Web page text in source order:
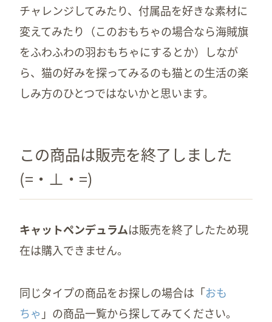
チャレンジしてみたり、付属品を好きな素材に
変えてみたり（このおもちゃの場合なら海賊旗
をふわふわの羽おもちゃにするとか）しなが
ら、猫の好みを探ってみるのも猫との生活の楽
しみ方のひとつではないかと思います。
この商品は販売を終了しました
(=・⊥・=)
キャットペンデュラムは販売を終了したため現
在は購入できません。
同じタイプの商品をお探しの場合は「おも
ちゃ 」の商品一覧から探してみてください。